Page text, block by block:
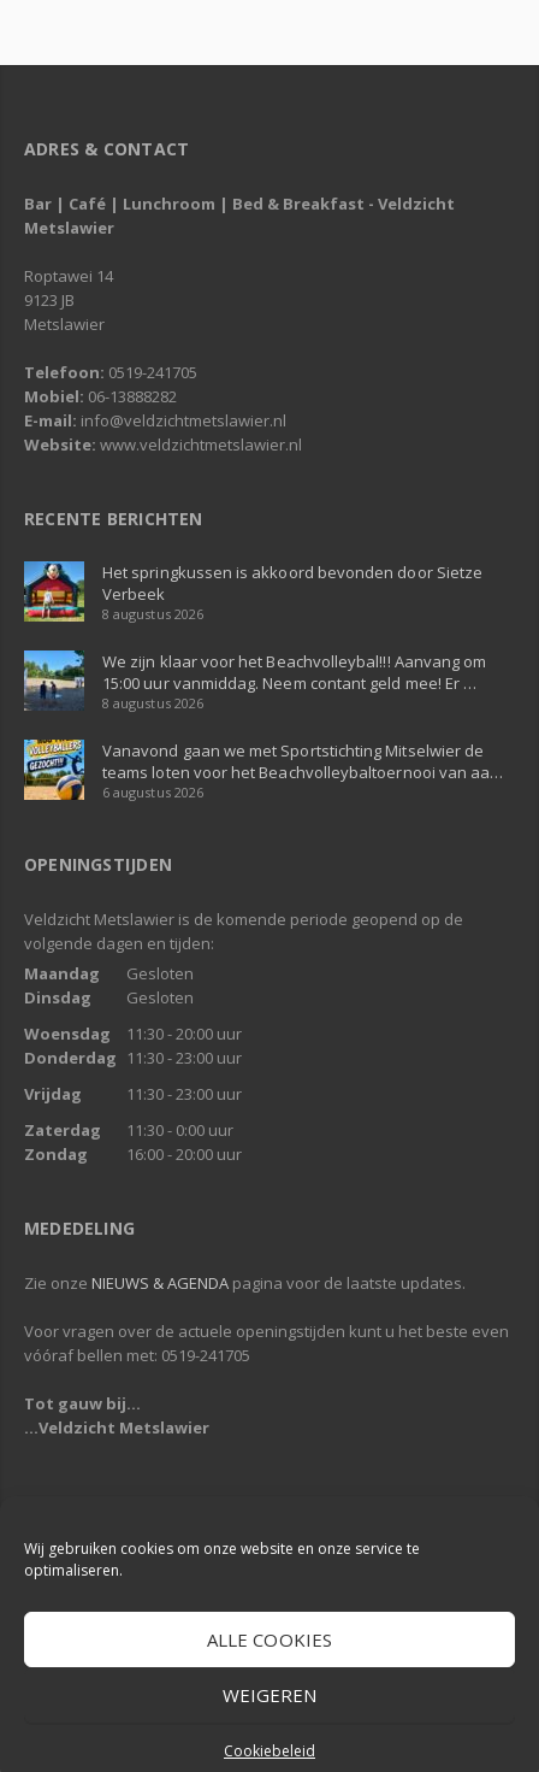
Wij gebruiken cookies om onze website en onze service te
optimaliseren.
ALLE COOKIES
WEIGEREN
Cookiebeleid
ADRES & CONTACT
Bar | Café | Lunchroom | Bed & Breakfast - Veldzicht
Metslawier
Roptawei 14
9123 JB
Metslawier
Telefoon: 0519-241705
Mobiel: 06-13888282
E-mail: info@veldzichtmetslawier.nl
Website: www.veldzichtmetslawier.nl
RECENTE BERICHTEN
Het springkussen is akkoord bevonden door Sietze
Verbeek
8 augustus 2026
We zijn klaar voor het Beachvolleybal!!! Aanvang om
15:00 uur vanmiddag. Neem contant geld mee! Er …
8 augustus 2026
Vanavond gaan we met Sportstichting Mitselwier de
teams loten voor het Beachvolleybaltoernooi van aa…
6 augustus 2026
OPENINGSTIJDEN
Veldzicht Metslawier is de komende periode geopend op de
volgende dagen en tijden:
Maandag
Gesloten
Dinsdag
Gesloten
Woensdag
11:30 - 20:00 uur
Donderdag
11:30 - 23:00 uur
Vrijdag
11:30 - 23:00 uur
Zaterdag
11:30 - 0:00 uur
Zondag
16:00 - 20:00 uur
MEDEDELING
Zie onze NIEUWS & AGENDA pagina voor de laatste updates.
Voor vragen over de actuele openingstijden kunt u het beste even
vóóraf bellen met: 0519-241705
Tot gauw bij...
...Veldzicht Metslawier
| Webdesign & Development -DigiReus